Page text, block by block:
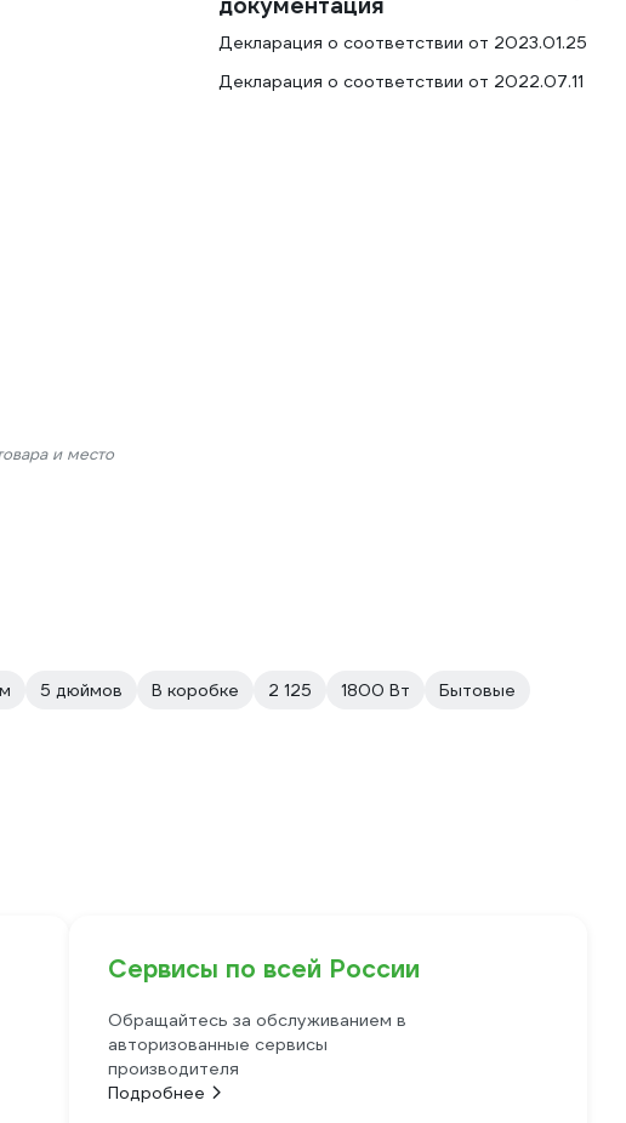
и место
Декларация о соответствии от 2023.01.25
Декларация о соответствии от 2022.07.11
5 дюймов В коробке 2 125 1800 Вт
Бытовые
Сервисы по всей России
Обращайтесь за обслуживанием в
авторизованные сервисы
производителя
Подробнее